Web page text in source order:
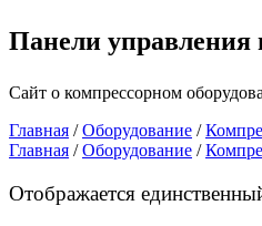
Панели управления
Сайт о компрессорном
Главная /Оборудование /
Главная /Оборудование /
Отображается